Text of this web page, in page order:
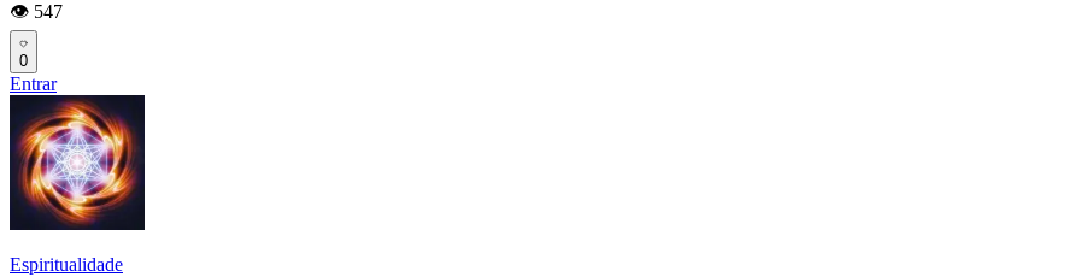
👁️ 547
0
Entrar
Espiritualidade